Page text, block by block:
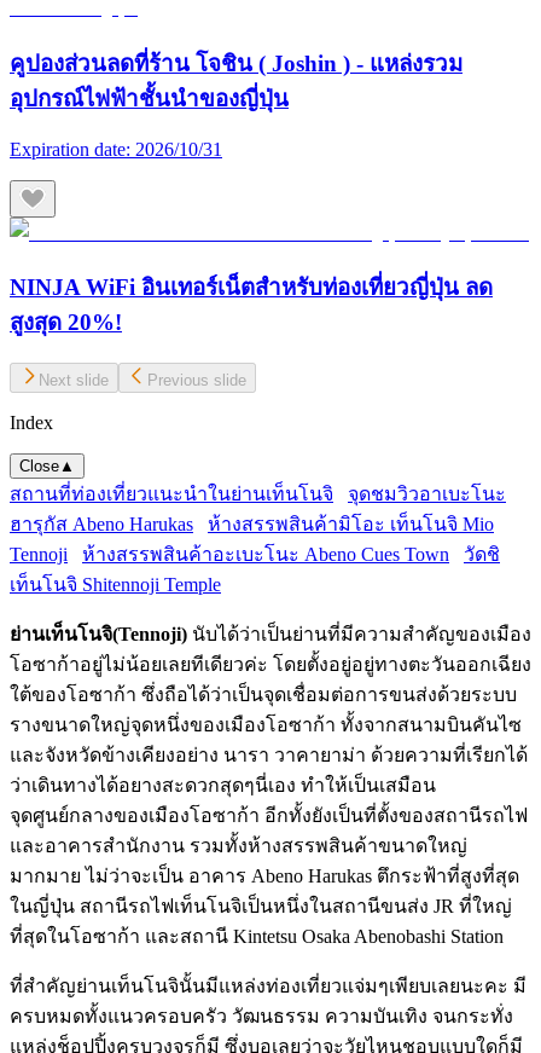
คูปองส่วนลดที่ร้าน โจชิน ( Joshin ) - แหล่งรวม
อุปกรณ์ไฟฟ้าชั้นนำของญี่ปุ่น
Expiration date: 2026/10/31
NINJA WiFi อินเทอร์เน็ตสำหรับท่องเที่ยวญี่ปุ่น ลด
สูงสุด 20%!
Next slide Previous slide
Index
Close▲
สถานที่ท่องเที่ยวแนะนำในย่านเท็นโนจิ
จุดชมวิวอาเบะโนะ
ฮารุกัส Abeno Harukas
ห้างสรรพสินค้ามิโอะ เท็นโนจิ Mio
Tennoji
ห้างสรรพสินค้าอะเบะโนะ Abeno Cues Town
วัดชิ
เท็นโนจิ Shitennoji Temple
ย่านเท็นโนจิ(Tennoji) นับได้ว่าเป็นย่านที่มีความสำคัญของเมือง
โอซาก้าอยู่ไม่น้อยเลยทีเดียวค่ะ โดยตั้งอยู่อยู่ทางตะวันออกเฉียง
ใต้ของโอซาก้า ซึ่งถือได้ว่าเป็นจุดเชื่อมต่อการขนส่งด้วยระบบ
รางขนาดใหญ่จุดหนึ่งของเมืองโอซาก้า ทั้งจากสนามบินคันไซ
และจังหวัดข้างเคียงอย่าง นารา วาคายาม่า ด้วยความที่เรียกได้
ว่าเดินทางได้อยางสะดวกสุดๆนี่เอง ทำให้เป็นเสมือน
จุดศูนย์กลางของเมืองโอซาก้า อีกทั้งยังเป็นที่ตั้งของสถานีรถไฟ
และอาคารสำนักงาน รวมทั้งห้างสรรพสินค้าขนาดใหญ่
มากมาย ไม่ว่าจะเป็น อาคาร Abeno Harukas ตึกระฟ้าที่สูงที่สุด
ในญี่ปุ่น สถานีรถไฟเท็นโนจิเป็นหนึ่งในสถานีขนส่ง JR ที่ใหญ่
ที่สุดในโอซาก้า และสถานี Kintetsu Osaka Abenobashi Station
ที่สำคัญย่านเท็นโนจินั้นมีแหล่งท่องเที่ยวแจ่มๆเพียบเลยนะคะ มี
ครบหมดทั้งแนวครอบครัว วัฒนธรรม ความบันเทิง จนกระทั่ง
แหล่งช็อปปิ้งครบวงจรก็มี ซึ่งบอเลยว่าจะวัยไหนชอบแบบใดก็มี